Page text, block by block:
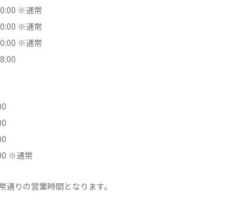
※通常
※通常
※通常
※通常
りの営業時間となります。